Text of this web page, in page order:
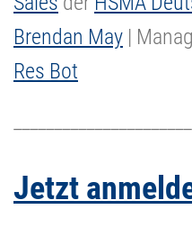
Brendan May |
Res Bot
Jetzt